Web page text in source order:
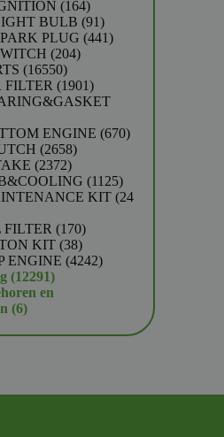
producten
164164
producten
BULB 9191
producten
PLUG 441441
204204
1655016550
producten
FILTER 19011901
producten
ENGINE 670670
26582658
23722372
producten
11251125
producten
KIT 24
FILTER 170170
producten
KIT 3838
producten
ENGINE 42424242
1229112291
producten
en
66